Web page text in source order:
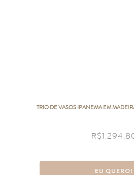
TRIO DE VASOS IPANEMA EM
R$
EU QUERO!